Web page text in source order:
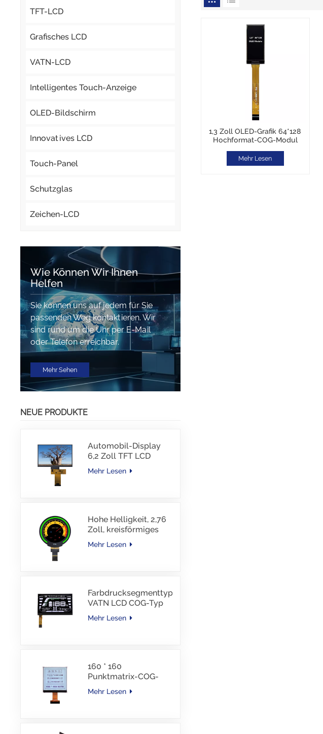
TFT-LCD
Grafisches LCD
VATN-LCD
Intelligentes Touch-Anzeige
OLED-Bildschirm
Innovatives LCD
Touch-Panel
Schutzglas
Zeichen-LCD
Wie Können Wir Ihnen
Helfen
Sie können uns auf jedem für Sie
passenden Weg kontaktieren. Wir
sind rund um die Uhr per E-Mail
oder Telefon erreichbar.
Mehr Sehen
NEUE PRODUKTE
Automobil-Display
6,2 Zoll TFT LCD
1024*600 IPS TFT-
Schnittstellentreiber-
Mehr Lesen
Hohe Helligkeit, 2,76
Zoll, kreisförmiges
TFT-Display, 480 x
480 Auflösung, 1000
Mehr Lesen
Farbdrucksegmenttyp
VATN LCD COG-Typ
LCD mit IIC-
Schnittstelle für E-
Mehr Lesen
160 * 160
Punktmatrix-COG-
LCD-Modul FSTN LCD
China Lieferant
Mehr Lesen
1,3 Zoll OLED-Grafik 64*128
Hochformat-COG-Modul
Mehr Lesen